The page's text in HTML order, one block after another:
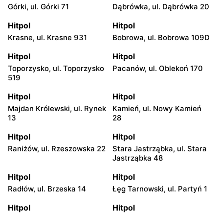
Górki, ul. Górki 71 Dąbrówka, ul. Dąbrówka 20
Hitpol
Krasne, ul. Krasne 931
Hitpol
Bobrowa, ul. Bobrowa 109D
Hitpol
Toporzysko, ul. Toporzysko
519
Hitpol
Pacanów, ul. Oblekoń 170
Hitpol
Majdan Królewski, ul. Rynek
13
Hitpol
Kamień, ul. Nowy Kamień
28
Hitpol
Raniżów, ul. Rzeszowska 22
Hitpol
Stara Jastrząbka, ul. Stara
Jastrząbka 48
Hitpol
Radłów, ul. Brzeska 14
Hitpol
Łęg Tarnowski, ul. Partyń 1
Hitpol Hitpol